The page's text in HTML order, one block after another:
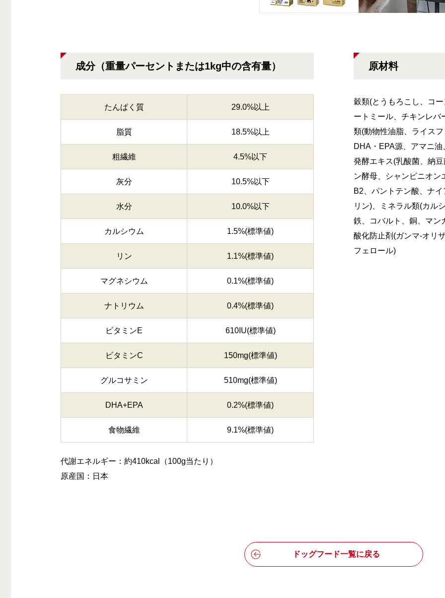
成分（重量パーセントまたは1kg中の含有量）
たんぱく質 29.0%以上
脂質 18.5%以上
粗繊維 4.5%以下
灰分 10.5%以下
水分 10.0%以下
カルシウム 1.5%(標準値)
リン 1.1%(標準値)
マグネシウム 0.1%(標準値)
ナトリウム 0.4%(標準値)
ビタミンE 610IU(標準値)
ビタミンC 150mg(標準値)
グルコサミン 510mg(標準値)
DHA+EPA 0.2%(標準値)
食物繊維 9.1%(標準値)
代謝エネルギー：約410kcal（100g当たり）
原産国：日本
原材料
穀類(とうもろこし、コ
ートミール、チキンレバ
類(動物性油脂、ライス
DHA・EPA源、アマニ
発酵エキス(乳酸菌、納
ン酵母、シャンピニオ
B2、パントテン酸、ナ
リン)、ミネラル類(カル
鉄、コバルト、銅、マン
酸化防止剤(ガンマ-オリ
フェロール)
ドッグフード一覧に戻る